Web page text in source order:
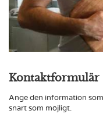
Kontaktformulär
Ange den information
snart som möjligt.